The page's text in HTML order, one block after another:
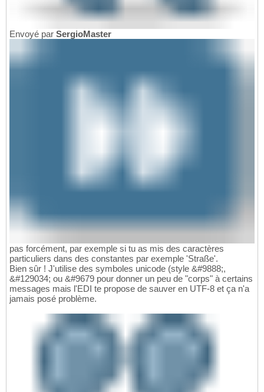
Envoyé par SergioMaster
pas forcément, par exemple si tu as mis des caractères
particuliers dans des constantes par exemple 'Straße'.
Bien sûr ! J'utilise des symboles unicode (style &#9888;,
&#129034; ou &#9679 pour donner un peu de "corps" à certains
messages mais l'EDI te propose de sauver en UTF-8 et ça n'a
jamais posé problème.